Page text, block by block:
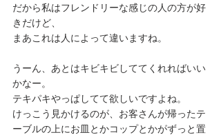
だから私はフレンドリーな感じの人の方が好
きだけど、
まあこれは人によって違いますね。
うーん、あとはキビキビしててくれればいい
かなー。
テキパキやっぱしてて欲しいですよね。
けっこう見かけるのが、お客さんが帰ったテ
ーブルの上にお皿とかコップとかがずっと置